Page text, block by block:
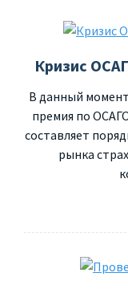
Кризис
В данный
премия по
составляет
рынка